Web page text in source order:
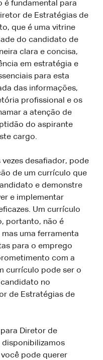
é fundamental para
de Estratégias de
que é uma vitrine
do candidato de
clara e concisa,
em estratégia e
para esta
das informações,
profissional e os
a atenção de
do aspirante
cargo.
desafiador, pode
de um currículo que
e demonstre
e implementar
Um currículo
portanto, não é
uma ferramenta
para o emprego
com a
currículo pode ser o
no
de Estratégias de
Diretor de
disponibilizamos
pode querer